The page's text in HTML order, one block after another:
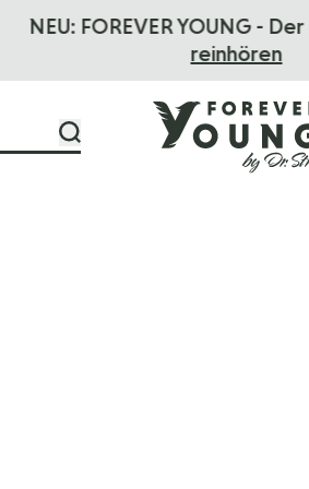
FOREVER YOUNGDas Seminar